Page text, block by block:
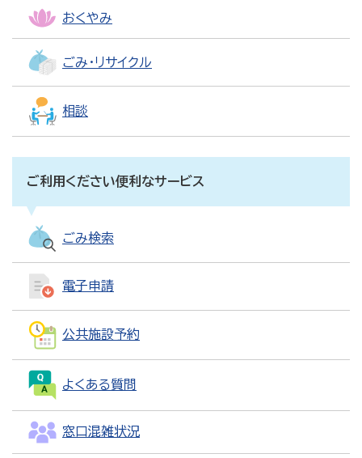
おくやみ
ごみ・リサイクル
相談
ご利用ください便利なサービス
ごみ検索
電子申請
公共施設予約
よくある質問
窓口混雑状況